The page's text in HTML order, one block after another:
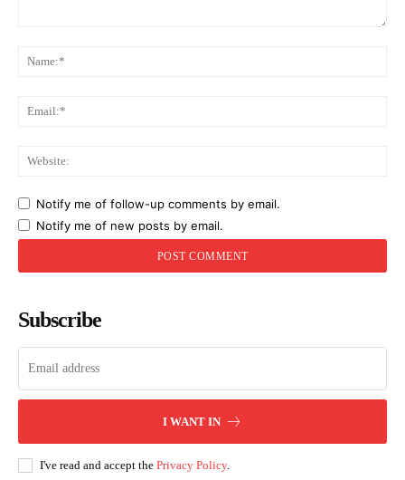
Notify me of follow-up comments by email.
Notify me of new posts by email.
Subscribe
I WANT IN
I've read and accept the Privacy Policy.